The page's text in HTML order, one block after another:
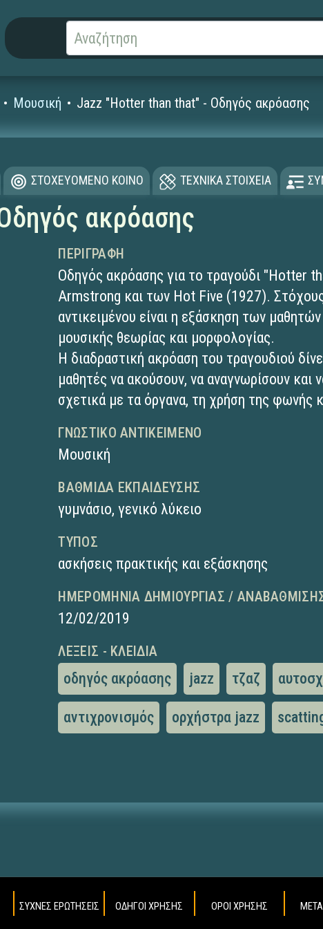
Μουσική Jazz "Hotter than that" - Οδηγός ακρόασης
ΣΤΟΧΕΥΟΜΕΝΟ ΚΟΙΝΟ ΤΕΧΝΙΚΑ ΣΤΟΙΧΕΙΑ
ακρόασης
ΠΕΡΙΓΡΑΦΉ
Οδηγός ακρόασης για το τραγούδι "Hotter
Armstrong και των Hot Five (1927).
αντικειμένου είναι η εξάσκηση των
μουσικής θεωρίας και μορφολογίας.
Η διαδραστική ακρόαση του τραγουδιού
μαθητές να ακούσουν, να αναγνωρίσουν και
σχετικά με τα όργανα, τη χρήση της φωνής
ΓΝΩΣΤΙΚΌ ΑΝΤΙΚΕΊΜΕΝΟ
Μουσική
ΒΑΘΜΊΔΑ ΕΚΠΑΊΔΕΥΣΗΣ
γυμνάσιο,γενικό λύκειο
ΤΎΠΟΣ
ασκήσεις πρακτικής και εξάσκησης
ΗΜΕΡΟΜΗΝΊΑ ΔΗΜΙΟΥΡΓΊΑΣ /
12/02/2019
ΛΈΞΕΙΣ - ΚΛΕΙΔΙΆ
οδηγός ακρόασης jazz τζαζ
αντιχρονισμός ορχήστρα jazz
ΣΥΧΝΕΣ ΕΡΩΤΗΣΕΙΣ ΟΔΗΓΟΙ ΧΡΗΣΗΣ ΟΡΟΙ ΧΡΗΣΗΣ